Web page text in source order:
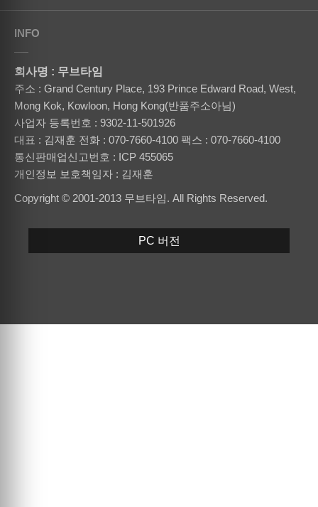
INFO
회사명 : 무브타임
주소 : Grand Century Place, 193 Prince Edward Road, West,
Mong Kok, Kowloon, Hong Kong(반품주소아님)
사업자 등록번호 : 9302-11-501926
대표 : 김재훈 전화 : 070-7660-4100 팩스 : 070-7660-4100
통신판매업신고번호 : ICP 455065
개인정보 보호책임자 : 김재훈
Copyright © 2001-2013 무브타임. All Rights Reserved.
PC 버전